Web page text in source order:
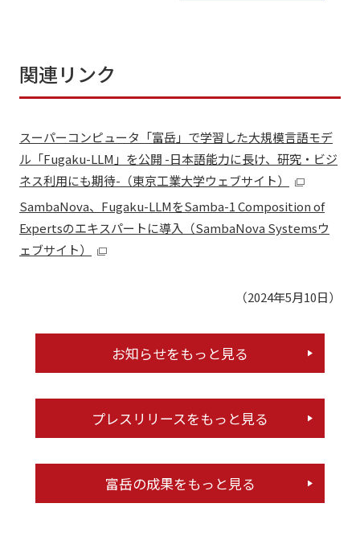
関連リンク
スーパーコンピュータ「富岳」で学習した大規模言語モデ
ル「Fugaku-LLM」を公開 -日本語能力に長け、研究・ビジ
ネス利用にも期待-（東京工業大学ウェブサイト）
SambaNova、Fugaku-LLMをSamba-1 Composition of
Expertsのエキスパートに導入（SambaNova Systemsウ
ェブサイト）
（2024年5月10日）
お知らせをもっと見る
プレスリリースをもっと見る
富岳の成果をもっと見る